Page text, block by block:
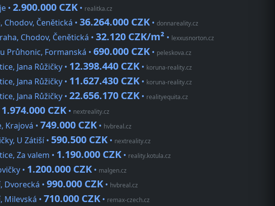
• 2.900.000 CZK • realitka.cz
Chodov, Čenětická • 36.264.000 CZK • donnareality.cz
Chodov, Čenětická • 32.120 CZK/m² • lexxusnorton.cz
Průhonic, Formanská • 690.000 CZK • peleskova.cz
Jana Růžičky • 12.398.440 CZK • koruna-reality.cz
Jana Růžičky • 11.627.430 CZK • koruna-reality.cz
Jana Růžičky • 22.656.170 CZK • realityequita.cz
1.974.000 CZK • nextreality.cz
Krajová • 749.000 CZK • hvbreal.cz
U Zátiší • 590.500 CZK • nextreality.cz
Za valem • 1.190.000 CZK • reality.kotula.cz
• 1.200.000 CZK • malgen.cz
Dvorecká • 990.000 CZK • hvbreal.cz
Milevská • 710.000 CZK • remax-czech.cz